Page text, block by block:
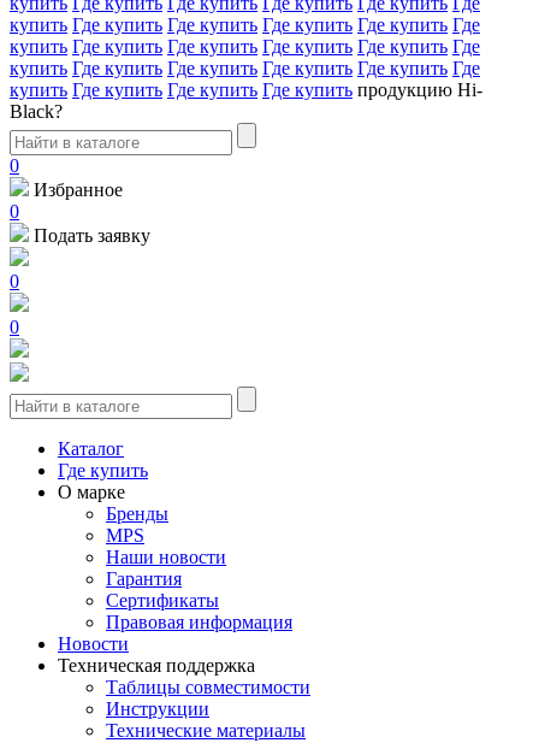
купить Где купить Где купить Где купить Где купить Где
купить Где купить Где купить Где купить Где купить Где
купить Где купить Где купить Где купить Где купить Где
купить Где купить Где купить Где купить продукцию Hi-
Black?
0
Избранное
0
Подать заявку
0
0
Каталог
Где купить
О марке
Бренды
MPS
Наши новости
Гарантия
Сертификаты
Правовая информация
Новости
Техническая поддержка
Таблицы совместимости
Инструкции
Технические материалы